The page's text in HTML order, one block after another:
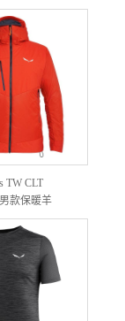
TW CLT
款保暖羊